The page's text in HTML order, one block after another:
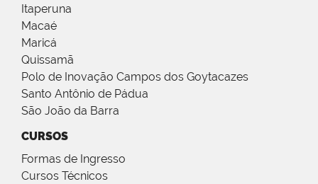
Itaperuna
Macaé
Maricá
Quissamã
Polo de Inovação Campos dos Goytacazes
Santo Antônio de Pádua
São João da Barra
CURSOS
Formas de Ingresso
Cursos Técnicos